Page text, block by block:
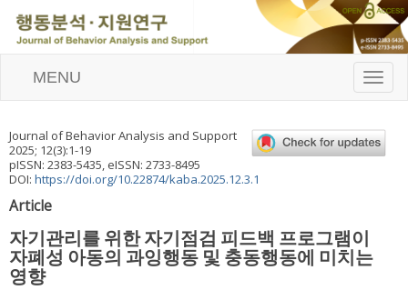
T
o
l
e
a
MENU
Journal of Behavior Analysis and Support
2025; 12(3):1-19
pISSN: 2383-5435, eISSN: 2733-8495
DOI: https://doi.org/10.22874/kaba.2025.12.3.1
Article
자기관리를 위한 자기점검 피드백 프로그램이
자폐성 아동의 과잉행동 및 충동행동에 미치는
영향